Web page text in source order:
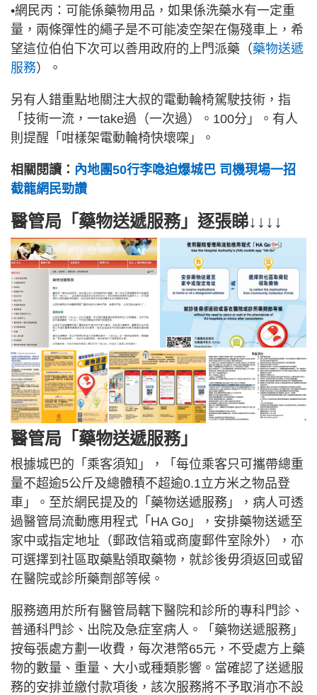
•網民丙：可能係藥物用品，如果係洗藥水有一定重
量，兩條彈性的繩子是不可能凌空架在傷殘車上，希
望這位伯伯下次可以善用政府的上門派藥（藥物送遞
服務）。
另有人錯重點地關注大叔的電動輪椅駕駛技術，指
「技術一流，一take過（一次過）。100分」。有人
則提醒「咁樣架電動輪椅快壞㗎」。
相關閱讀： 內地團50行李喼迫爆城巴 司機現場一招
截龍網民勁讚
醫管局「藥物送遞服務」逐張睇↓↓↓↓
醫管局「藥物送遞服務」
根據城巴的「乘客須知」，「每位乘客只可攜帶總重
量不超逾5公斤及總體積不超逾0.1立方米之物品登
車」。至於網民提及的「藥物送遞服務」，病人可透
過醫管局流動應用程式「HA Go」，安排藥物送遞至
家中或指定地址（郵政信箱或商廈郵件室除外），亦
可選擇到社區取藥點領取藥物，就診後毋須返回或留
在醫院或診所藥劑部等候。
服務適用於所有醫管局轄下醫院和診所的專科門診、
普通科門診、出院及急症室病人。「藥物送遞服務」
按每張處方劃一收費，每次港幣65元，不受處方上藥
物的數量、重量、大小或種類影響。當確認了送遞服
務的安排並繳付款項後，該次服務將不予取消亦不設